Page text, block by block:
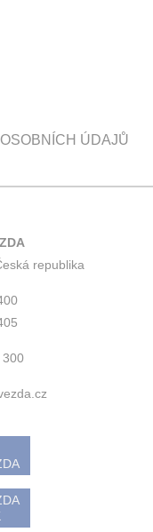
ÚDAJŮ
republika
300